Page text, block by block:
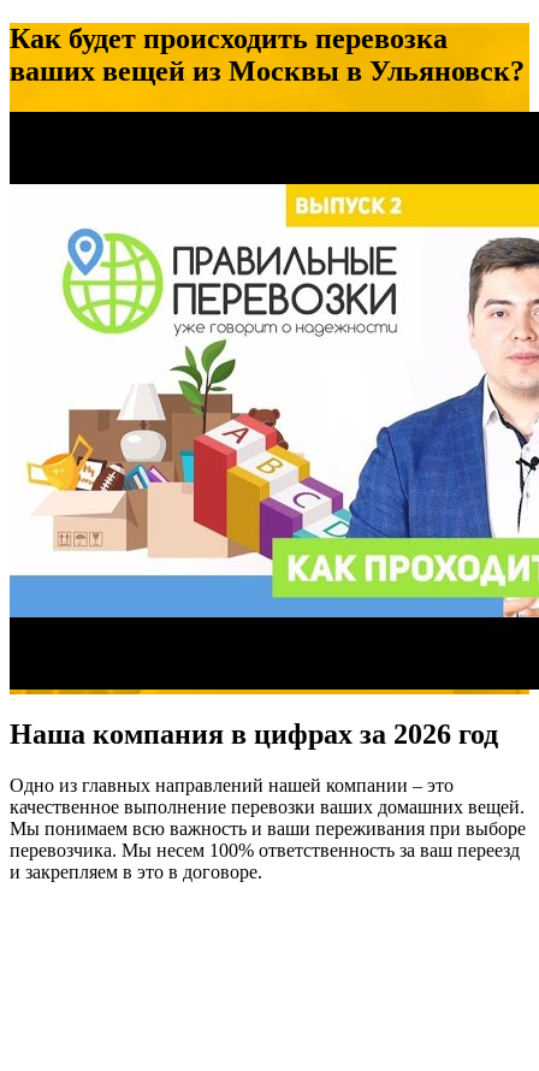
Как будет происходить перевозка
ваших вещей из Москвы в Ульяновск?
Наша компания в цифрах за 2026 год
Одно из главных направлений нашей компании – это
качественное выполнение перевозки ваших домашних вещей.
Мы понимаем всю важность и ваши переживания при выборе
перевозчика. Мы несем 100% ответственность за ваш переезд
и закрепляем в это в договоре.